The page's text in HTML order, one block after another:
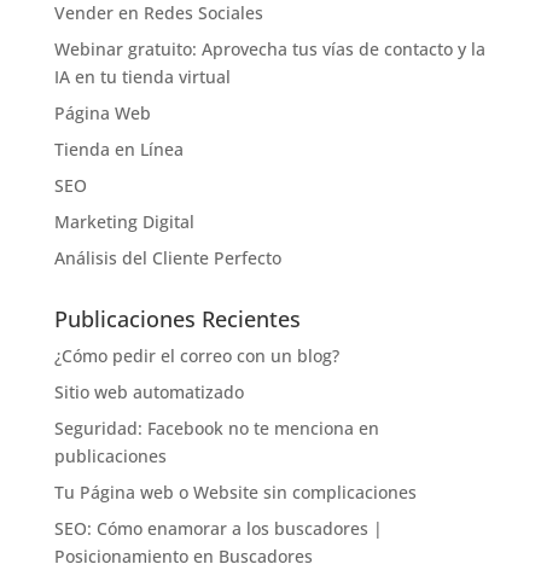
Vender en Redes Sociales
Webinar gratuito: Aprovecha tus vías de contacto y la
IA en tu tienda virtual
Página Web
Tienda en Línea
SEO
Marketing Digital
Análisis del Cliente Perfecto
Publicaciones Recientes
¿Cómo pedir el correo con un blog?
Sitio web automatizado
Seguridad: Facebook no te menciona en
publicaciones
Tu Página web o Website sin complicaciones
SEO: Cómo enamorar a los buscadores |
Posicionamiento en Buscadores